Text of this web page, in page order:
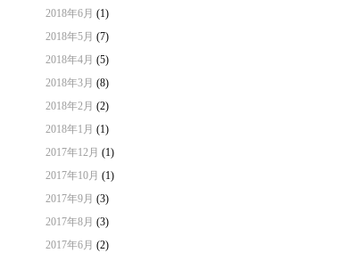
2018年6月 (1)
2018年5月 (7)
2018年4月 (5)
2018年3月 (8)
2018年2月 (2)
2018年1月 (1)
2017年12月 (1)
2017年10月 (1)
2017年9月 (3)
2017年8月 (3)
2017年6月 (2)